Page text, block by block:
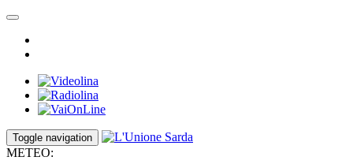
Toggle navigation
METEO: